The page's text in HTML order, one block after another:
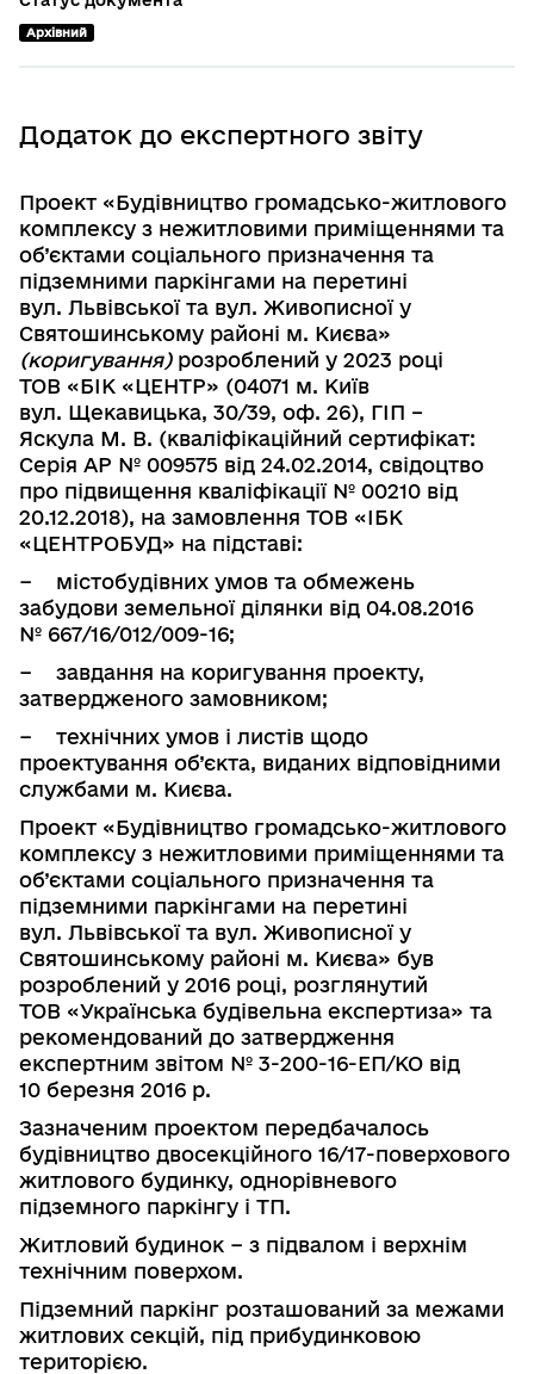
Архівний
Додаток до експертного звіту
Проект «Будівництво громадсько-житлового
комплексу з нежитло­вими приміщеннями та
об’єктами соціального призначення та
підземними паркінгами на перетині
вул. Львівської та вул. Живописної у
Святошин­ському районі м. Києва»
(коригування)розроблений у 2023 році
ТОВ «БІК «ЦЕНТР» (04071 м. Київ
вул. Щекавицька, 30/39, оф. 26), ГІП –
Яскула М. В. (кваліфікаційний сертифікат:
Серія АР № 009575 від 24.02.2014, свідоцтво
про підвищення кваліфікації № 00210 від
20.12.2018), на замовлення ТОВ «ІБК
«ЦЕНТРОБУД» на підставі:
−
містобудівних умов та обмежень
забудови земельної ділянки від 04.08.2016
№ 667/16/012/009-16;
−
завдання на коригування проекту,
затвердженого замовником;
−
технічних умов і листів щодо
проектування об’єкта, виданих відповід­ними
службами м. Києва.
Проект «Будівництво громадсько-житлового
комплексу з нежитло­вими приміщеннями та
об’єктами соціального призначення та
підземними паркінгами на перетині
вул. Львівської та вул. Живописної у
Святошин­ському районі м. Києва» був
розроблений у 2016 році, розглянутий
ТОВ «Українська будівельна експертиза» та
рекомендований до затверд­ження
експертним звітом № 3-200-16-ЕП/КО від
10 березня 2016 р.
Зазначеним проектом передбачалось
будівництво двосекційного 16/17-поверхового
житлового будинку, однорівневого
підземного паркінгу і ТП.
Житловий будинок − з підвалом і верхнім
технічним поверхом.
Підземний паркінг розташований за межами
житлових секцій, під прибудинковою
територією.